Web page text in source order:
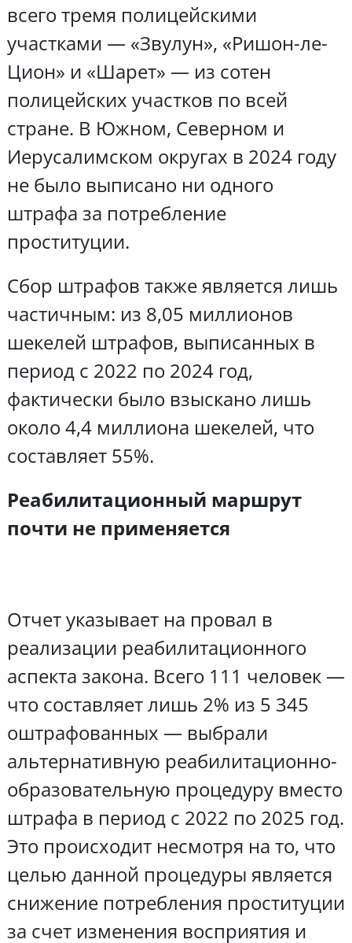
всего тремя полицейскими
участками — «Звулун», «Ришон-ле-
Цион» и «Шарет» — из сотен
полицейских участков по всей
стране. В Южном, Северном и
Иерусалимском округах в 2024 году
не было выписано ни одного
штрафа за потребление
проституции.
Сбор штрафов также является лишь
частичным: из 8,05 миллионов
шекелей штрафов, выписанных в
период с 2022 по 2024 год,
фактически было взыскано лишь
около 4,4 миллиона шекелей, что
составляет 55%.
Реабилитационный маршрут
почти не применяется
Отчет указывает на провал в
реализации реабилитационного
аспекта закона. Всего 111 человек —
что составляет лишь 2% из 5 345
оштрафованных — выбрали
альтернативную реабилитационно-
образовательную процедуру вместо
штрафа в период с 2022 по 2025 год.
Это происходит несмотря на то, что
целью данной процедуры является
снижение потребления проституции
за счет изменения восприятия и